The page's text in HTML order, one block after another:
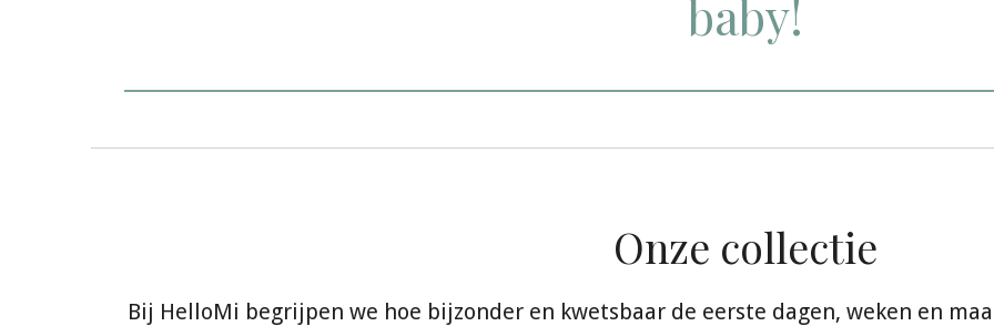
baby!
Onze collectie
Bij HelloMi begrijpen we hoe bijzonder en kwetsbaar de eerste dagen, weken en